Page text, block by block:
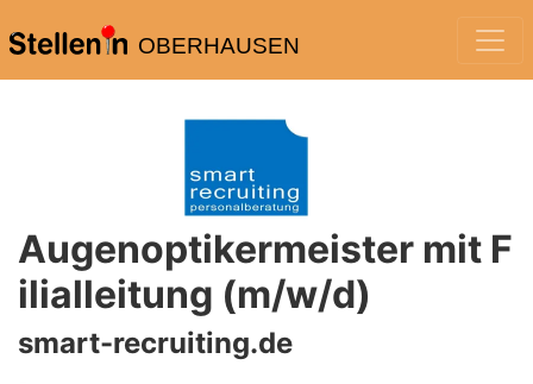
OBERHAUSEN
Augenoptikermeister mit F
ilialleitung (m/w/d)
smart-recruiting.de